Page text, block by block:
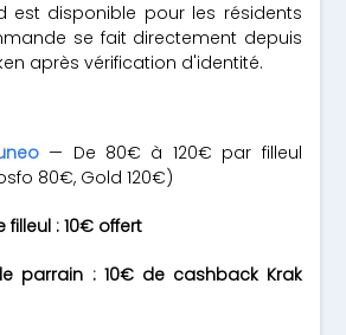
est disponible pour les résidents
se fait directement depuis
après vérification d'identité.
— De 80€ à 120€ par filleul
80€, Gold 120€)
: 10€ offert
parrain : 10€ de cashback Krak